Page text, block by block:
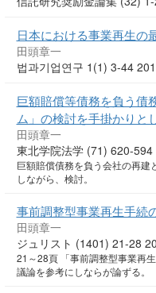
日本における事業再生
田頭章一
법과기업연구 1(1) 3-44
巨額賠償等債務を負う債
ム」の検討を手掛かりと
田頭章一
東北学院法学 (71) 620-594
巨額賠償債務を負う会社の再
しながら、検討。
事前調整型事業再生手続
田頭章一
ジュリスト (1401) 21-28
21～28頁 「事前調整型事業再
議論を参考にしならが論ずる。